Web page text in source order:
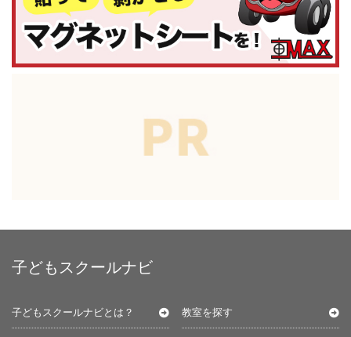
子どもスクールナビ
子どもスクールナビとは？ 教室を探す